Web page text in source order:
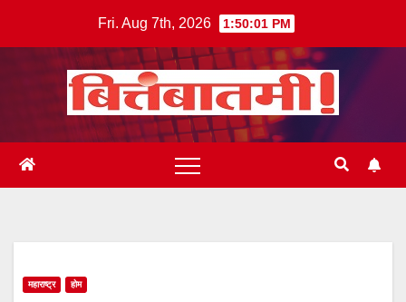
Fri. Aug 7th, 2026 1:50:02 PM
महाराष्ट्र होम